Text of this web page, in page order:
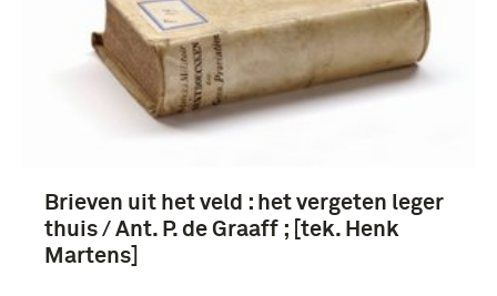
Brieven uit het veld : het vergeten leger
thuis / Ant. P. de Graaff ; [tek. Henk
Martens]